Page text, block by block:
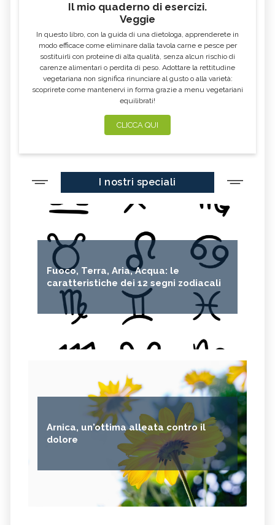
Il mio quaderno di esercizi.
Veggie
In questo libro, con la guida di una dietologa, apprenderete in
modo efficace come eliminare dalla tavola carne e pesce per
sostituirli con proteine di alta qualità, senza alcun rischio di
carenze alimentari o perdita di peso. Adottare la rettitudine
vegetariana non significa rinunciare al gusto o alla varietà:
scoprirete come mantenervi in forma grazie a menu vegetariani
equilibrati!
CLICCA QUI
I nostri speciali
Fuoco, Terra, Aria, Acqua: le
caratteristiche dei 12 segni zodiacali
Arnica, un'ottima alleata contro il
dolore